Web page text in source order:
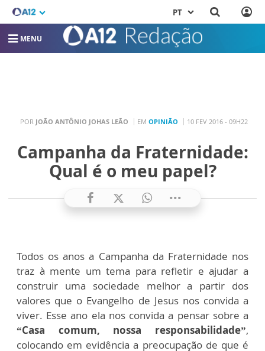
PT
MENU
POR JOÃO ANTÔNIO JOHAS LEÃO EM OPINIÃO 10 FEV 2016 - 09H22
Campanha da Fraternidade:
Qual é o meu papel?
Todos os anos a Campanha da Fraternidade nos
traz à mente um tema para refletir e ajudar a
construir uma sociedade melhor a partir dos
valores que o Evangelho de Jesus nos convida a
viver. Esse ano ela nos convida a pensar sobre a
“Casa comum, nossa responsabilidade”,
colocando em evidência a preocupação de que é